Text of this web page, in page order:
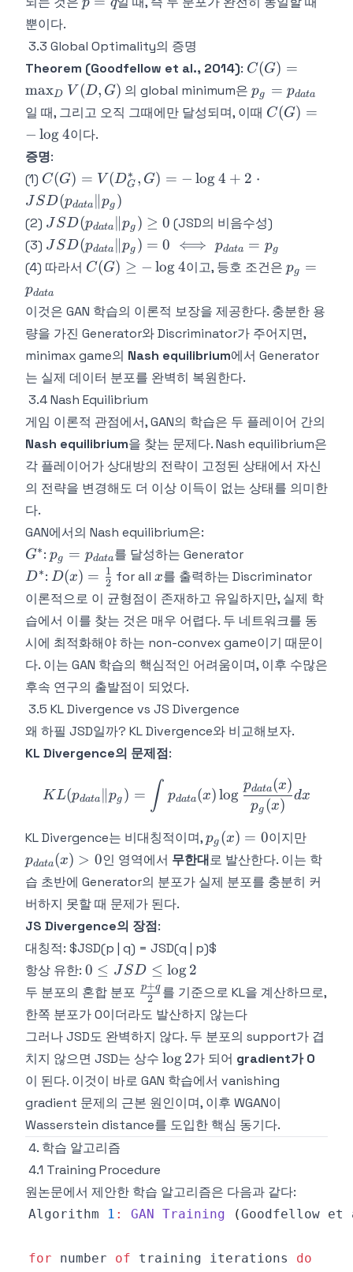
\leq
뿐이다.
3.3 Global Optimality의 증명
Theorem (Goodfellow et al., 2014): C(G) =
\max_D
V(D, G)
C(G) =
maxD V (D, G) 의 global minimum은p_g =
p_{data}
pg = pdata
일 때, 그리고 오직 그때에만 달성되며, 이때 C(G)
C(G) =
− log4이다.
증명:
(1) C(G) =
V(D^*_G, G)
= -\log 4 + 2
\cdot
JSD(p_{data}
\| p_g)
C(G) = V (DG
∗ , G) = − log4 + 2 ⋅
JSD(pdata pg )
(2) JSD(p_{data}
\| p_g) \geq 0
JSD(pdata pg ) ≥ 0 (JSD의 비음수성)
(3) JSD(p_{data}
\| p_g) = 0
\iff p_{data}
= p_g
JSD(pdata pg ) = 0 ⟺ pdata = pg
(4) 따라서 C(G)
4
C(G) ≥ − log4이고, 등호 조건은 p_g =
pg =
pdata
이것은 GAN 학습의 이론적 보장을 제공한다. 충분한 용
량을 가진 Generator와 Discriminator가 주어지면,
minimax game의 Nash equilibrium에서 Generator
는 실제 데이터 분포를 완벽히 복원한다.
3.4 Nash Equilibrium
게임 이론적 관점에서, GAN의 학습은 두 플레이어 간의
Nash equilibrium을 찾는 문제다. Nash equilibrium은
각 플레이어가 상대방의 전략이 고정된 상태에서 자신
의 전략을 변경해도 더 이상 이득이 없는 상태를 의미한
다.
GAN에서의 Nash equilibrium은:
G^*
G∗: p_g =
p_{data}
pg = pdata를 달성하는 Generator
D^*
D∗: D(x) =
\frac{1}
{2}
D(x) = 2
1 for allx
x를 출력하는 Discriminator
이론적으로 이 균형점이 존재하고 유일하지만, 실제 학
습에서 이를 찾는 것은 매우 어렵다. 두 네트워크를 동
시에 최적화해야 하는 non-convex game이기 때문이
다. 이는 GAN 학습의 핵심적인 어려움이며, 이후 수많은
후속 연구의 출발점이 되었다.
3.5 KL Divergence vs JS Divergence
왜 하필 JSD일까? KL Divergence와 비교해보자.
KL Divergence의 문제점:
KL(p_{data} \| p_g) =
KL(pdata ∥pg ) = ∫ pdata(x)log
pg (x)
pdata(x)
dx
KL Divergence는 비대칭적이며,p_g(x)
= 0
pg (x) = 0이지만
(x) > 0
pdata(x) > 0인 영역에서 무한대로 발산한다. 이는 학
습 초반에 Generator의 분포가 실제 분포를 충분히 커
버하지 못할 때 문제가 된다.
JS Divergence의 장점:
대칭적: $JSD(p | q) = JSD(q | p)$
항상 유한: 0
\leq
JSD
\leq
\log
2
0 ≤ JSD ≤ log2
두 분포의 혼합 분포 \frac{p+q}
{2}
2
p+q 를 기준으로 KL을 계산하므로,
한쪽 분포가 0이더라도 발산하지 않는다
그러나 JSD도 완벽하지 않다. 두 분포의 support가 겹
치지 않으면 JSD는 상수 \log
2
log2가 되어 gradient가 0
이 된다. 이것이 바로 GAN 학습에서 vanishing
gradient 문제의 근본 원인이며, 이후 WGAN이
Wasserstein distance를 도입한 핵심 동기다.
4. 학습 알고리즘
4.1 Training Procedure
원논문에서 제안한 학습 알고리즘은 다음과 같다:
Algorithm 1 : GAN Training (Goodfellow et
for number of training iterations do